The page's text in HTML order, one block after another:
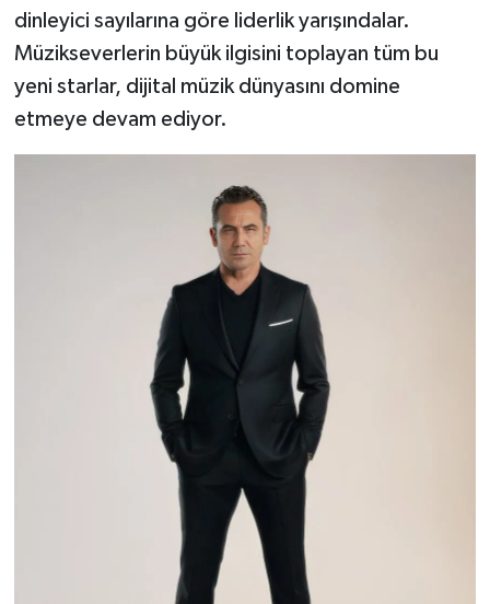
dinleyici sayılarına göre liderlik yarışındalar.
Müzikseverlerin büyük ilgisini toplayan tüm bu
yeni starlar, dijital müzik dünyasını domine
etmeye devam ediyor.